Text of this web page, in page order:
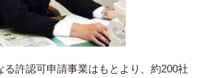
る許認可申請事業はもとより、約200社